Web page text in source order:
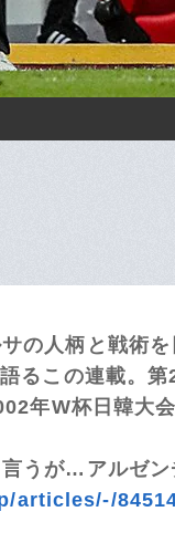
の人柄と戦術
るこの連載。第
年W杯日韓大
うが…アルゼ
articles/-/